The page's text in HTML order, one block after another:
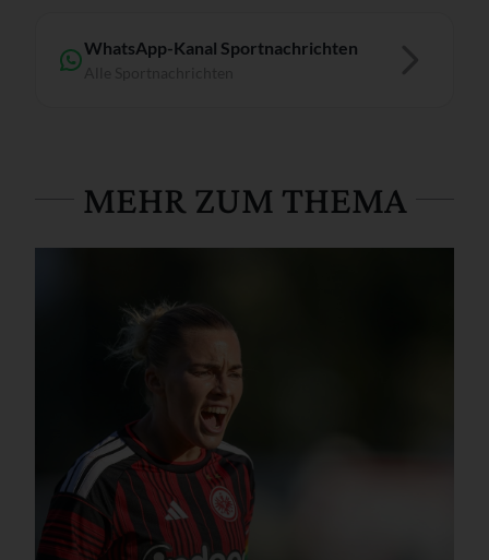
WhatsApp-Kanal Sportnachrichten
MEHR ZUM THEMA